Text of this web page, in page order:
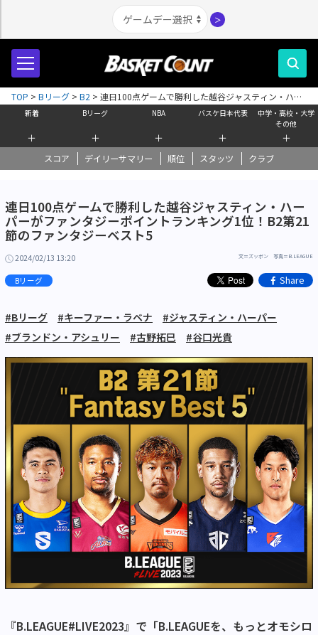
＞
新着
＋
Bリーグ
＋
NBA
＋
バスケ日本代表
＋
中学・高校・大学
その他
＋
スコア デイリーサマリー 順位 スタッツ クラブ
TOP > Bリーグ > B2 > 連日100点ゲームで勝利した越谷ジャスティン・ハー
パーがファンタジーポイントランキング1位！B2第21節のファンタジーベス
連日100点ゲームで勝利した越谷ジャスティン・ハー
パーがファンタジーポイントランキング1位！B2第21
節のファンタジーベスト5
2024/02/13 13:20 文＝ズッボン 写真＝B.LEAGUE
Bリーグ Share
#Bリーグ #キーファー・ラベナ
#ジャスティン・ハーパー
#ブランドン・アシュリー
#古野拓巳 #谷口光貴
『B.LEAGUE#LIVE2023』で「B.LEAGUEを、もっとオモシロ